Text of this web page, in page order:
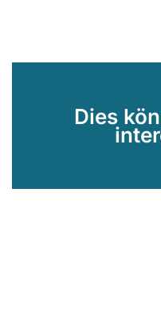
Dies